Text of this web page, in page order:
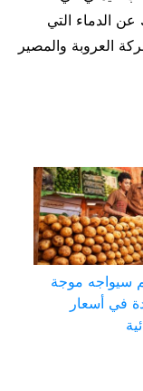
عن الدماء التي
العروبة والمصير
سيواجه موجة
في أسعار